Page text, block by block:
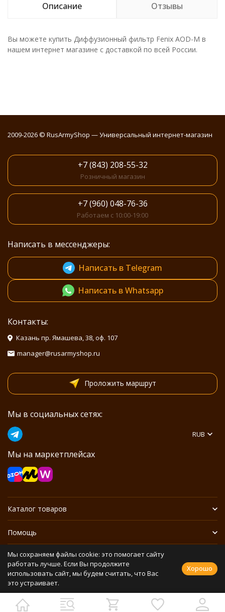
Описание Отзывы
Вы можете купить Диффузионный фильтр Fenix AOD-M в
нашем интернет магазине с доставкой по всей России.
2009-2026 © RusArmyShop — Универсальный интернет-магазин
+7 (843) 208-55-32
Розничный магазин
+7 (960) 048-76-36
Работаем с 10:00-19:00
Написать в мессенджеры:
Написать в Telegram
Написать в Whatsapp
Контакты:
Казань пр. Ямашева, 38, оф. 107
manager@rusarmyshop.ru
Проложить маршрут
Мы в социальных сетях:
Мы на маркетплейсах
RUB
Каталог товаров
Помощь
Информация
Политика персональных данных
Разработано в
bodysite.ru Webasyst —
Мы сохраняем файлы cookie: это помогает сайту
работать лучше. Если Вы продолжите
использовать сайт, мы будем считать, что Вас
это устраивает.
Хорошо